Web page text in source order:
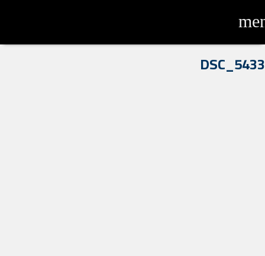
DSC_5433